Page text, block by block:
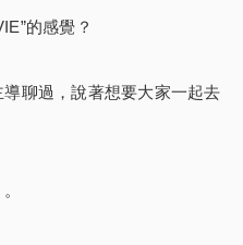
的感覺？
聊過，說著想要大家一起去